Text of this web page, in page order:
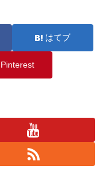
はてブ
Pinterest